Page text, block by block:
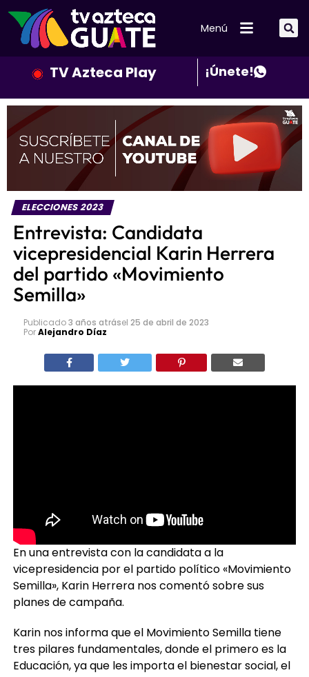
Menú
TV Azteca Play ¡Únete!
ELECCIONES 2023
Entrevista: Candidata
vicepresidencial Karin Herrera
del partido «Movimiento
Semilla»
Publicado3 años atrásel 25 de abril de 2023
PorAlejandro Díaz
En una entrevista con la candidata a la
vicepresidencia por el partido político «Movimiento
Semilla», Karin Herrera nos comentó sobre sus
planes de campaña.
Karin nos informa que el Movimiento Semilla tiene
tres pilares fundamentales, donde el primero es la
Educación, ya que les importa el bienestar social, el